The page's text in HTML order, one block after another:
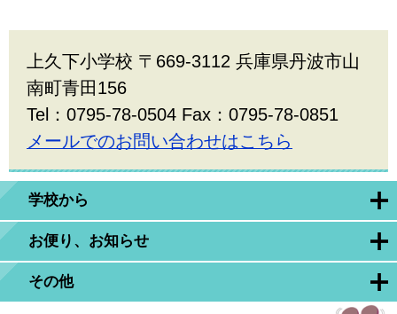
学校から
お便り、お知らせ
その他
上久下小学校 〒669-3112 兵庫県丹波市山
南町青田156
Tel：0795-78-0504 Fax：0795-78-0851
メールでのお問い合わせはこちら